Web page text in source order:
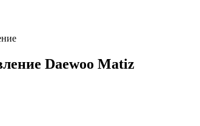
Daewoo Matiz